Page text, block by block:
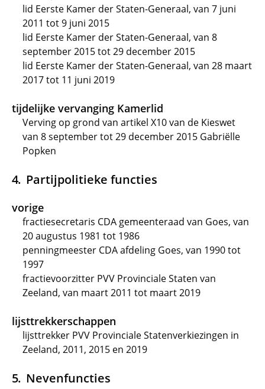
lid Eerste Kamer der Staten-Generaal, van 7 juni
2011 tot 9 juni 2015
lid Eerste Kamer der Staten-Generaal, van 8
september 2015 tot 29 december 2015
lid Eerste Kamer der Staten-Generaal, van 28 maart
2017 tot 11 juni 2019
tijdelijke vervanging Kamerlid
Verving op grond van artikel X10 van de Kieswet
van 8 september tot 29 december 2015 Gabriëlle
Popken
Partijpolitieke functies
vorige
fractiesecretaris CDA gemeenteraad van Goes, van
20 augustus 1981 tot 1986
penningmeester CDA afdeling Goes, van 1990 tot
1997
fractievoorzitter PVV Provinciale Staten van
Zeeland, van maart 2011 tot maart 2019
lijsttrekkerschappen
lijsttrekker PVV Provinciale Statenverkiezingen in
Zeeland, 2011, 2015 en 2019
Nevenfuncties